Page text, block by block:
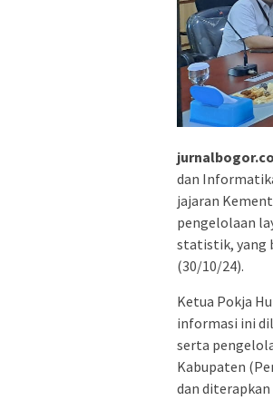
dan
jajaran
pengelolaan
statistik, yang
(30/10/24).
Ketua Pokja
informasi ini
serta
Kabupaten
dan diterapkan